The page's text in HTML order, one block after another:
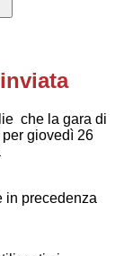
che la gara di
giovedì 26
in precedenza